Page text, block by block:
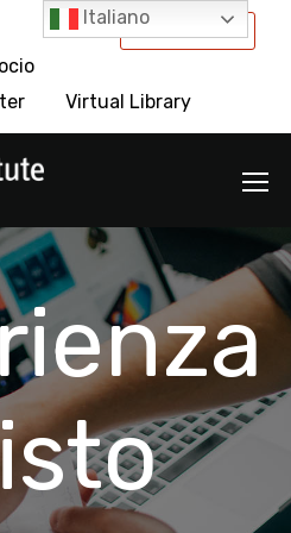
International
Virtual Library
Italiano